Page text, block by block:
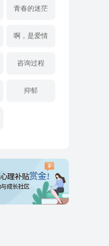
青春的迷茫
啊，是爱情
咨询过程
抑郁